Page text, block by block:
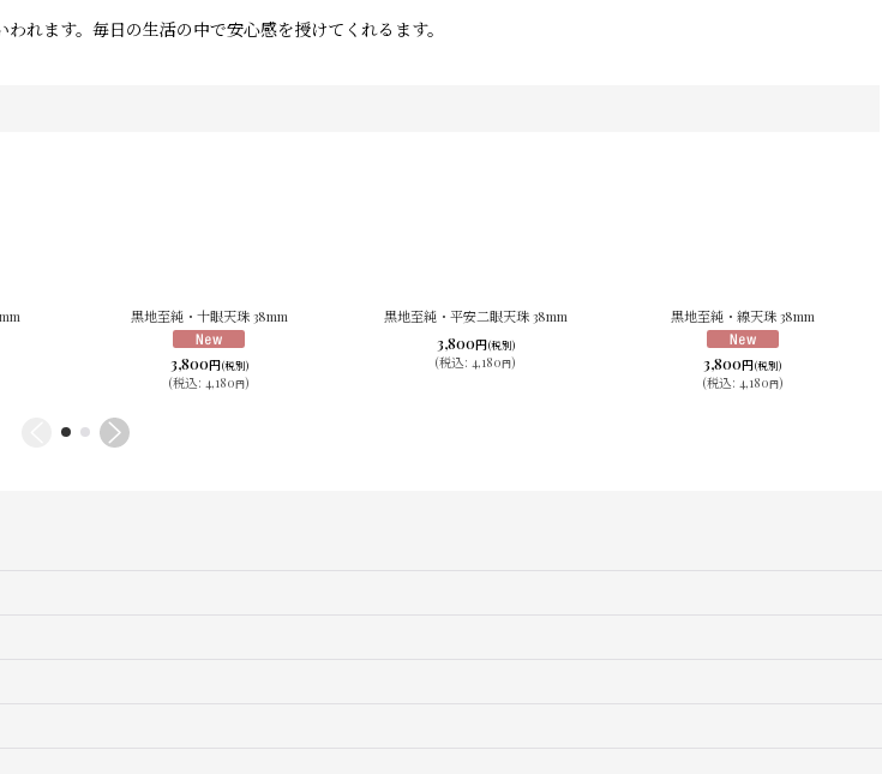
れます。毎日の生活の中で安心感を授けてくれるます。
黒地至純・十眼天珠 38mm
3,800円(税別)
(税込: 4,180円)
黒地至純・平安二眼天珠 38mm
3,800円(税別)
(税込: 4,180円)
黒地至純・線天珠 38mm
3,800円(税別)
(税込: 4,180円)